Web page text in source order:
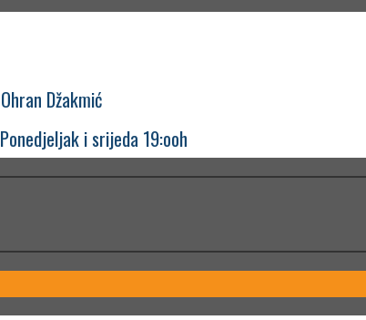
Ohran Džakmić
Ponedjeljak i srijeda 19:ooh